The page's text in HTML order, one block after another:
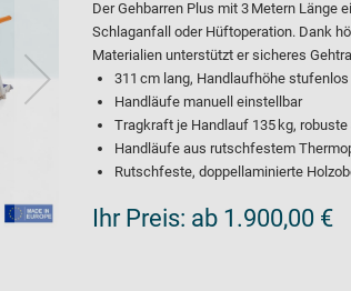
Der Gehbarren Plus mit 3 Metern Länge
Schlaganfall oder Hüftoperation. Dank
Materialien unterstützt er sicheres
311 cm lang, Handlaufhöhe
Handläufe manuell einstellbar
Tragkraft je Handlauf 135 kg,
Handläufe aus rutschfestem
Rutschfeste, doppellaminierte
Ihr Preis: ab 1.900,00 €